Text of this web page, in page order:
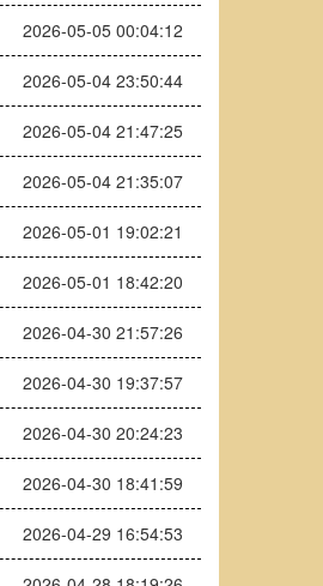
2026-05-05 00:04:12
2026-05-04 23:50:44
2026-05-04 21:47:25
2026-05-04 21:35:07
2026-05-01 19:02:21
2026-05-01 18:42:20
2026-04-30 21:57:26
2026-04-30 19:37:57
2026-04-30 20:24:23
2026-04-30 18:41:59
2026-04-29 16:54:53